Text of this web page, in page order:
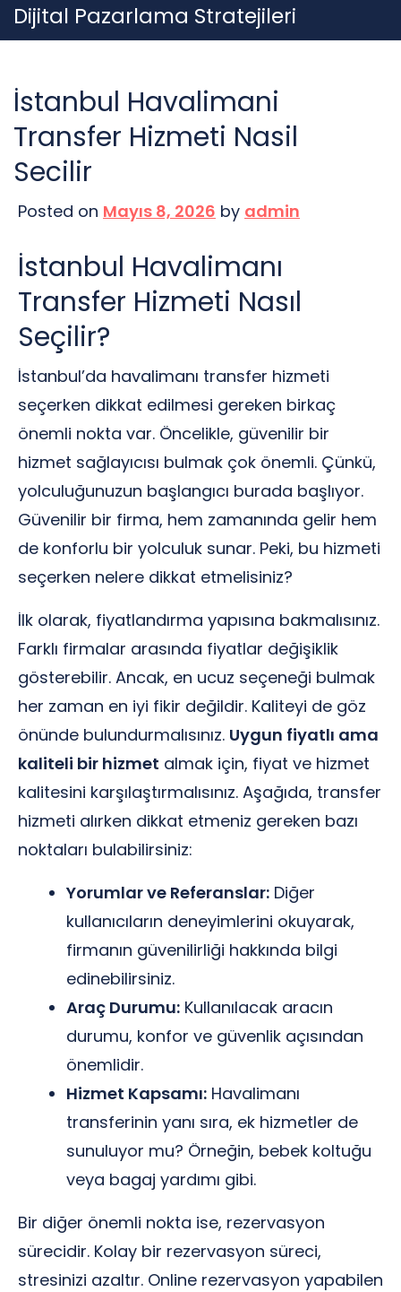
Skip
to
Dijital Pazarlama Stratejileri
İstanbul Havalimani
Transfer Hizmeti Nasil
Secilir
Posted on Mayıs 8, 2026 by admin
İstanbul Havalimanı
Transfer Hizmeti Nasıl
Seçilir?
İstanbul’da havalimanı transfer hizmeti
seçerken dikkat edilmesi gereken birkaç
önemli nokta var. Öncelikle, güvenilir bir
hizmet sağlayıcısı bulmak çok önemli. Çünkü,
yolculuğunuzun başlangıcı burada başlıyor.
Güvenilir bir firma, hem zamanında gelir hem
de konforlu bir yolculuk sunar. Peki, bu hizmeti
seçerken nelere dikkat etmelisiniz?
İlk olarak, fiyatlandırma yapısına bakmalısınız.
Farklı firmalar arasında fiyatlar değişiklik
gösterebilir. Ancak, en ucuz seçeneği bulmak
her zaman en iyi fikir değildir. Kaliteyi de göz
önünde bulundurmalısınız. Uygun fiyatlı ama
kaliteli bir hizmet almak için, fiyat ve hizmet
kalitesini karşılaştırmalısınız. Aşağıda, transfer
hizmeti alırken dikkat etmeniz gereken bazı
noktaları bulabilirsiniz:
Yorumlar ve Referanslar: Diğer
kullanıcıların deneyimlerini okuyarak,
firmanın güvenilirliği hakkında bilgi
edinebilirsiniz.
Araç Durumu: Kullanılacak aracın
durumu, konfor ve güvenlik açısından
önemlidir.
Hizmet Kapsamı: Havalimanı
transferinin yanı sıra, ek hizmetler de
sunuluyor mu? Örneğin, bebek koltuğu
veya bagaj yardımı gibi.
Bir diğer önemli nokta ise, rezervasyon
sürecidir. Kolay bir rezervasyon süreci,
stresinizi azaltır. Online rezervasyon yapabilen